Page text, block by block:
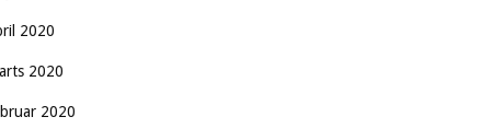
2020
2020
2020